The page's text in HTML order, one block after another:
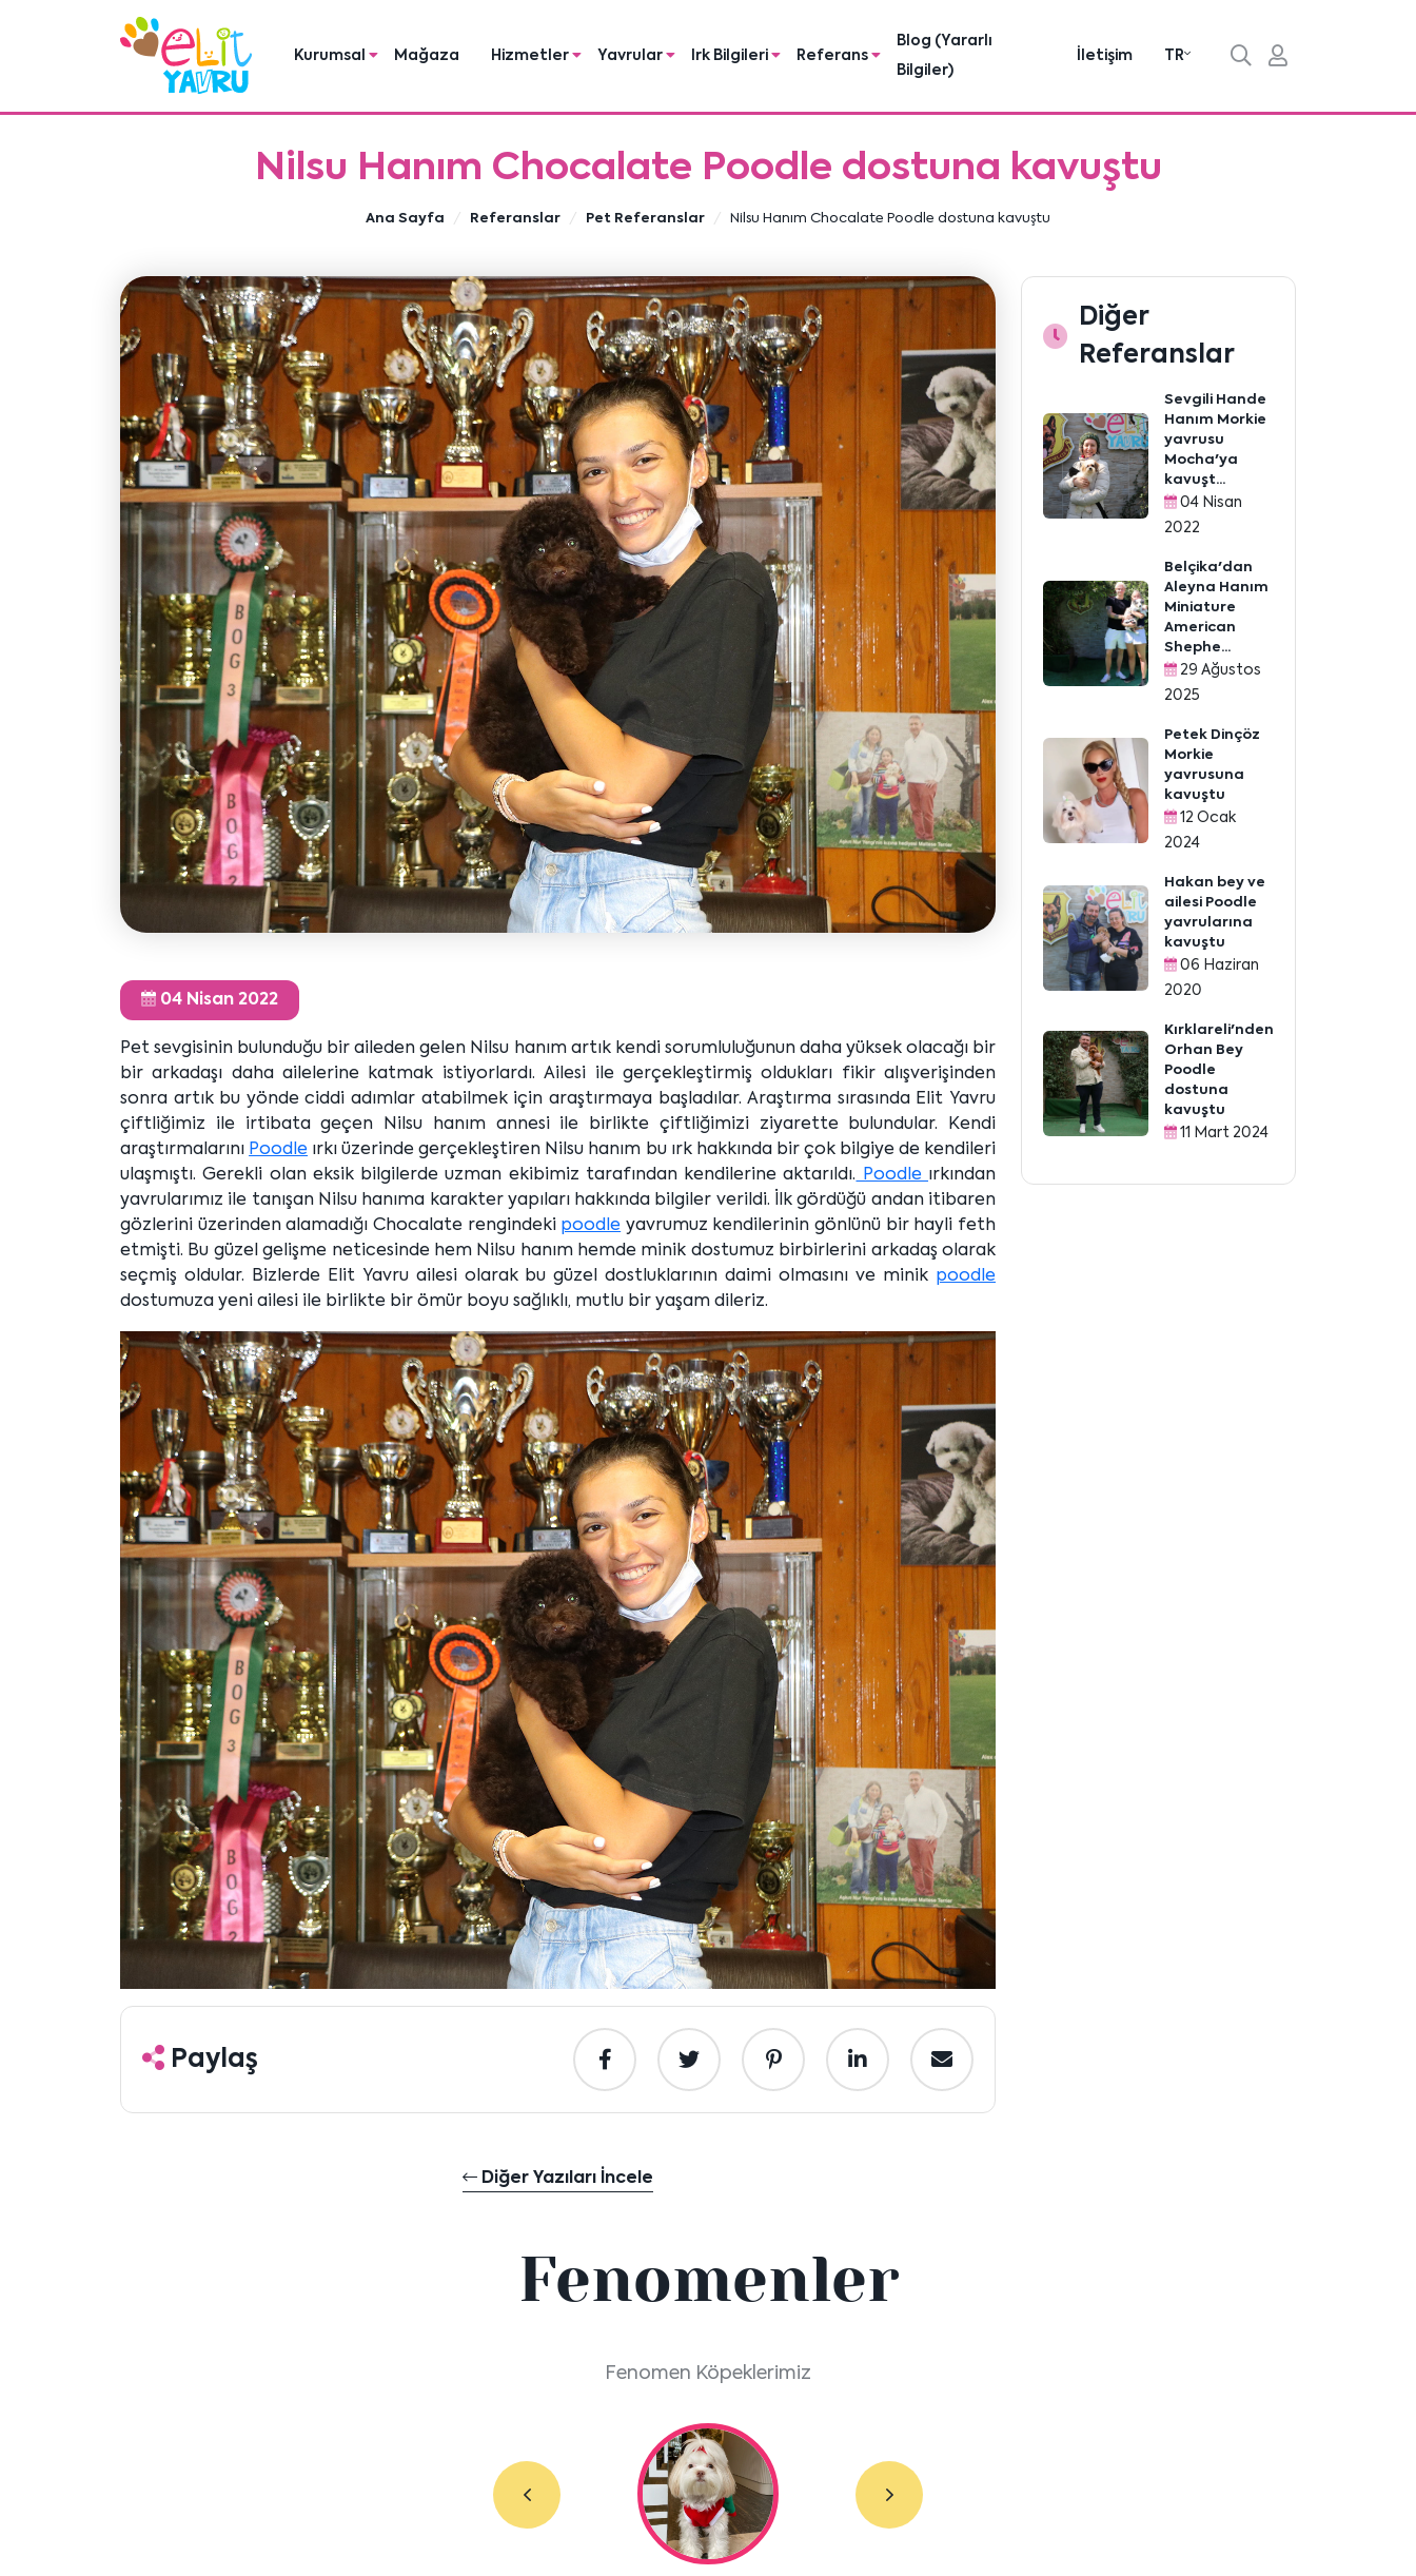
Kurumsal Mağaza Hizmetler Yavrular Irk Bilgileri Referans
Blog (Yararlı
Bilgiler)
İletişim TR
Nilsu Hanım Chocalate Poodle dostuna kavuştu
Ana Sayfa Referanslar Pet Referanslar Nilsu Hanım Chocalate Poodle dostuna kavuştu
04 Nisan 2022
Pet sevgisinin bulunduğu bir aileden gelen Nilsu hanım artık kendi sorumluluğunun daha yüksek olacağı bir
bir arkadaşı daha ailelerine katmak istiyorlardı. Ailesi ile gerçekleştirmiş oldukları fikir alışverişinden
sonra artık bu yönde ciddi adımlar atabilmek için araştırmaya başladılar. Araştırma sırasında Elit Yavru
çiftliğimiz ile irtibata geçen Nilsu hanım annesi ile birlikte çiftliğimizi ziyarette bulundular. Kendi
araştırmalarını Poodle ırkı üzerinde gerçekleştiren Nilsu hanım bu ırk hakkında bir çok bilgiye de kendileri
ulaşmıştı. Gerekli olan eksik bilgilerde uzman ekibimiz tarafından kendilerine aktarıldı. Poodle ırkından
yavrularımız ile tanışan Nilsu hanıma karakter yapıları hakkında bilgiler verildi. İlk gördüğü andan itibaren
gözlerini üzerinden alamadığı Chocalate rengindeki poodle yavrumuz kendilerinin gönlünü bir hayli feth
etmişti. Bu güzel gelişme neticesinde hem Nilsu hanım hemde minik dostumuz birbirlerini arkadaş olarak
seçmiş oldular. Bizlerde Elit Yavru ailesi olarak bu güzel dostluklarının daimi olmasını ve minik poodle
dostumuza yeni ailesi ile birlikte bir ömür boyu sağlıklı, mutlu bir yaşam dileriz.
Paylaş
Diğer Yazıları İncele
Diğer
Referanslar
Sevgili Hande
Hanım Morkie
yavrusu
Mocha'ya
kavuşt...
04 Nisan
2022
Belçika'dan
Aleyna Hanım
Miniature
American
Shephe...
29 Ağustos
2025
Petek Dinçöz
Morkie
yavrusuna
kavuştu
12 Ocak
2024
Hakan bey ve
ailesi Poodle
yavrularına
kavuştu
06 Haziran
2020
Kırklareli'nden
Orhan Bey
Poodle
dostuna
kavuştu
11 Mart 2024
Fenomenler
Fenomen Köpeklerimiz